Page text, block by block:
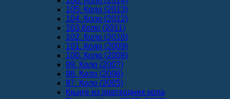
105. Коло (2013)
104. Коло (2012)
103 Коло (2011)
102. Коло (2010)
101. Коло (2009)
100. Коло (2008)
99. Коло (2007)
98. Коло (2006)
97. Коло (2005)
Књиге из претходних кола